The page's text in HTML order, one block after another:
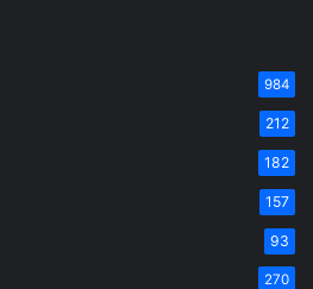
984
212
182
157
93
270